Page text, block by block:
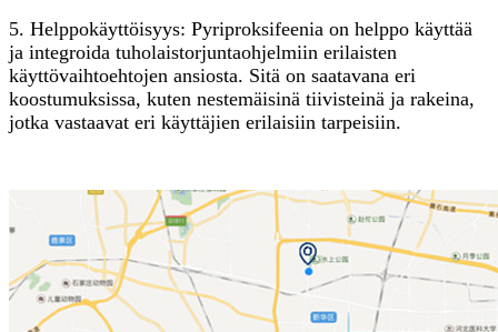
5. Helppokäyttöisyys: Pyriproksifeenia on helppo käyttää
ja integroida tuholaistorjuntaohjelmiin erilaisten
käyttövaihtoehtojen ansiosta. Sitä on saatavana eri
koostumuksissa, kuten nestemäisinä tiivisteinä ja rakeina,
jotka vastaavat eri käyttäjien erilaisiin tarpeisiin.